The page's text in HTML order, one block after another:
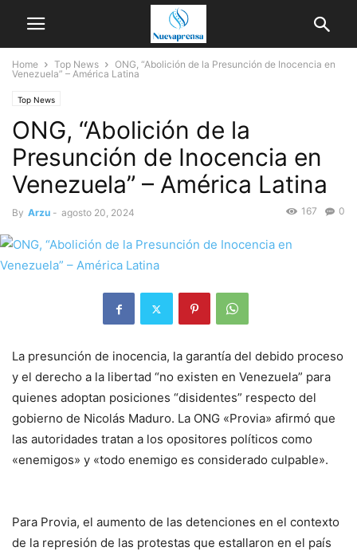
Home Top News
ONG, “Abolición de la Presunción de Inocencia en
Venezuela” – América Latina
Top News
ONG, “Abolición de la
Presunción de Inocencia en
Venezuela” – América Latina
By Arzu - agosto 20, 2024 0
167
La presunción de inocencia, la garantía del debido proceso
y el derecho a la libertad “no existen en Venezuela” para
quienes adoptan posiciones “disidentes” respecto del
gobierno de Nicolás Maduro. La ONG «Provia» afirmó que
las autoridades tratan a los opositores políticos como
«enemigos» y «todo enemigo es considerado culpable».
Para Provia, el aumento de las detenciones en el contexto
de la represión de las protestas que estallaron en el país